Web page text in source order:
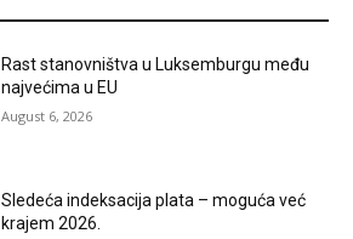
Rast stanovništva u Luksemburgu među
najvećima u EU
August 6, 2026
Sledeća indeksacija plata – moguća već
krajem 2026.